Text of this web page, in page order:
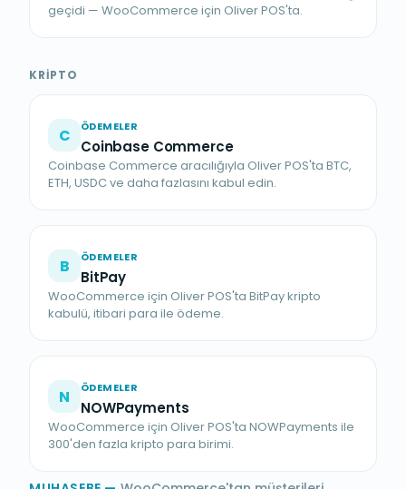
geçidi — WooCommerce için Oliver POS'ta.
KRIPTO
C ÖDEMELER
Coinbase Commerce
Coinbase Commerce aracılığıyla Oliver POS'ta BTC,
ETH, USDC ve daha fazlasını kabul edin.
B ÖDEMELER
BitPay
WooCommerce için Oliver POS'ta BitPay kripto
kabulü, itibari para ile ödeme.
N ÖDEMELER
NOWPayments
WooCommerce için Oliver POS'ta NOWPayments ile
300'den fazla kripto para birimi.